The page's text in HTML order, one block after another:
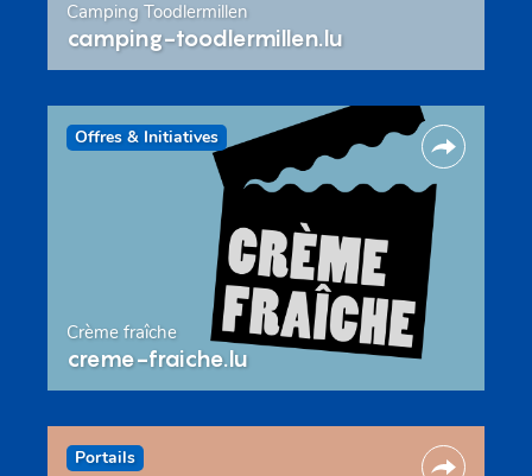
Camping Toodlermillen
camping-toodlermillen.lu
Offres & Initiatives
Crème fraîche
creme-fraiche.lu
Portails